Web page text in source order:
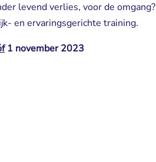
levend verlies, voor de omgang?
en ervaringsgerichte training.
1 november 2023